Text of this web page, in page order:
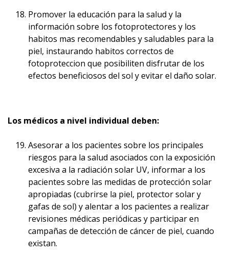
Promover la educación para la salud y la
información sobre los fotoprotectores y los
habitos mas recomendables y saludables para la
piel, instaurando habitos correctos de
fotoproteccion que posibiliten disfrutar de los
efectos beneficiosos del sol y evitar el daño solar.
Los médicos a nivel individual deben:
Asesorar a los pacientes sobre los principales
riesgos para la salud asociados con la exposición
excesiva a la radiación solar UV, informar a los
pacientes sobre las medidas de protección solar
apropiadas (cubrirse la piel, protector solar y
gafas de sol) y alentar a los pacientes a realizar
revisiones médicas periódicas y participar en
campañas de detección de cáncer de piel, cuando
existan.